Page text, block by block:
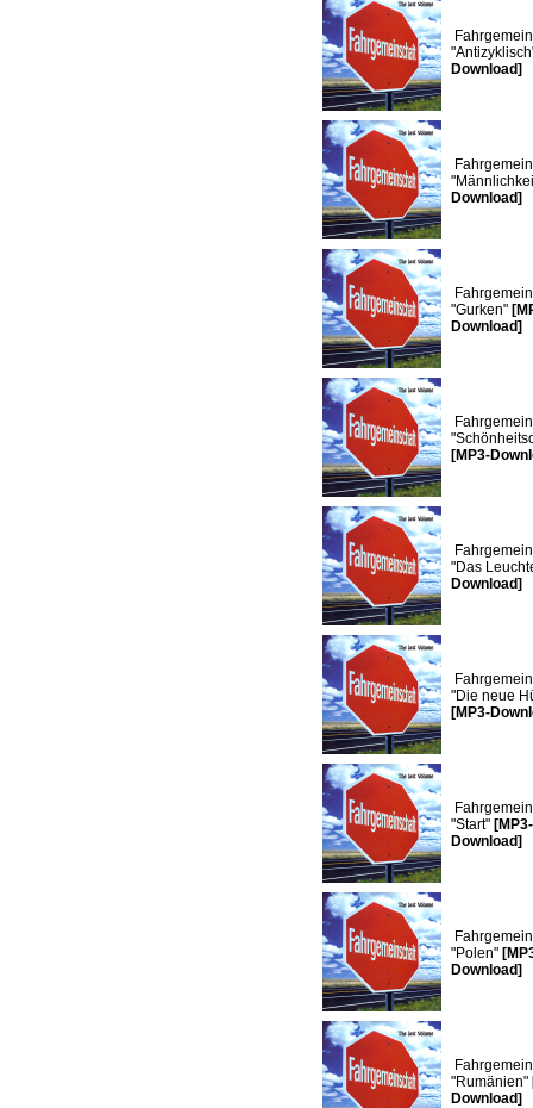
Download]
Download]
"Gurken"
Download]
[MP3-
"Das
Download]
"Die neue
[MP3-
"Start" [MP3-
Download]
"Polen"
Download]
"Rumänien"
Download]